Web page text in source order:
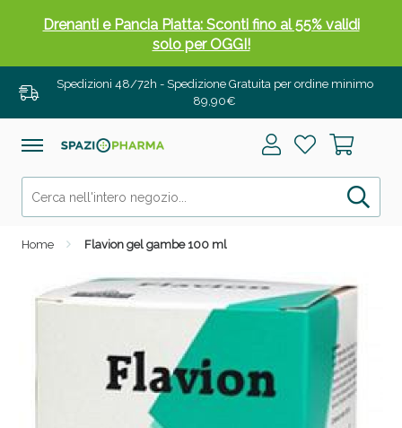
Spedizioni 48/72h - Spedizione Gratuita per ordine minimo
89,90€
Home Flavion gel gambe 100 ml
Drenanti e Pancia Piatta: Sconti fino al 55% validi
solo per OGGI!
Salini e Multivitaminici: oggi Sconto extra fino al
50%!